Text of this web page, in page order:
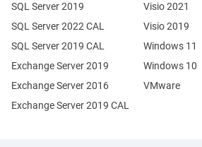
Exchange Server 2019
Exchange Server 2016
SQL Server 2019
SQL Server 2022 CAL
SQL Server 2019 CAL
Exchange Server 2019 CAL
Visio 2021
Visio 2019
Windows 11
Windows 10
VMware